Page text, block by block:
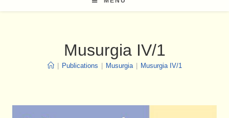
Musurgia IV/1
Publications Musurgia Musurgia IV/1